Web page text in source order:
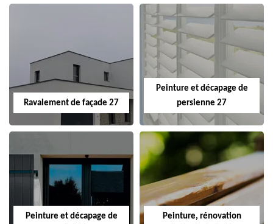
Ravalement de façade 27
Peinture et décapage de
persienne 27
Peinture et décapage de
Peinture, rénovation